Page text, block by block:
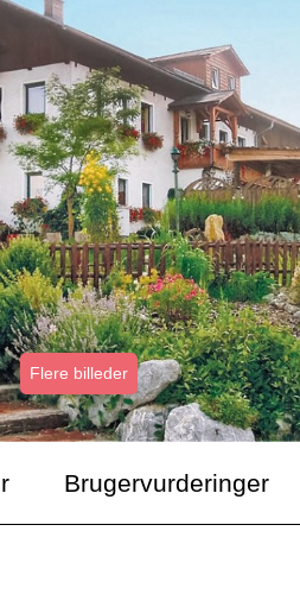
Flere billeder
Brugervurderinger